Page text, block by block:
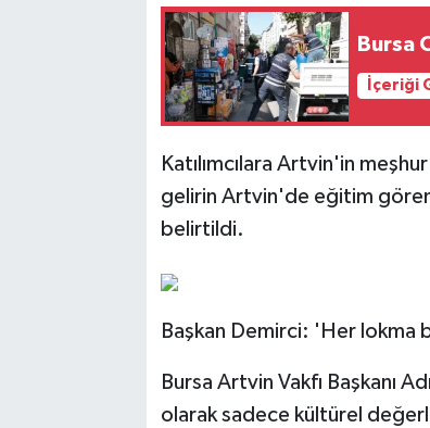
Bursa
İçeriği
Katılımcılara Artvin'in
gelirin Artvin'de eğitim
belirtildi.
Başkan Demirci: 'Her lokma
Bursa Artvin Vakfı Başkanı
olarak sadece kültürel